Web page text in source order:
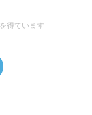
得ています